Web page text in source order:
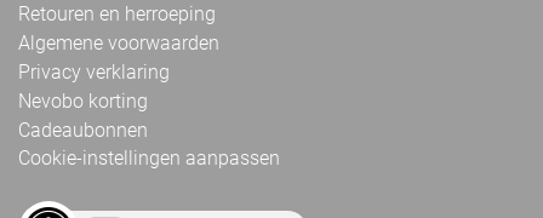
Retouren en herroeping
Algemene voorwaarden
Privacy verklaring
Nevobo korting
Cadeaubonnen
Cookie-instellingen aanpassen